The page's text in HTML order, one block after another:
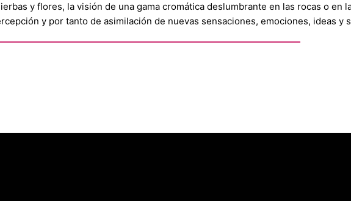
y flores, la visión de una gama cromática deslumbrante en las rocas o en
y por tanto de asimilación de nuevas sensaciones, emociones, ideas y